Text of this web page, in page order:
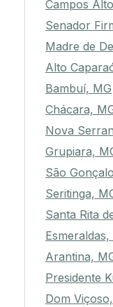
Campos
Senador
Madre de
Alto
Bambuí, MG
Chácara,
Nova
Grupiara,
São
Seritinga,
Santa Rita
Esmeraldas,
Arantina,
Presidente
Dom